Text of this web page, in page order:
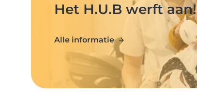
Het H.U.B werft aan!
Alle informatie